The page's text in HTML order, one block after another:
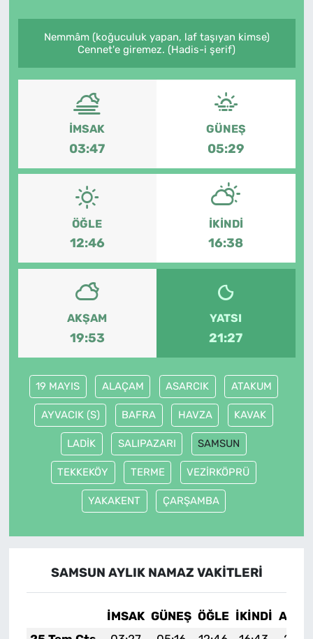
Nemmâm (koğuculuk yapan, laf taşıyan kimse)
Cennet'e giremez. (Hadis-i şerif)
İMSAK
03:47
GÜNEŞ
05:29
ÖĞLE
12:46
İKINDI
16:38
AKŞAM
19:53
YATSI
21:27
19 MAYIS ALAÇAM ASARCIK ATAKUM
AYVACIK (S) BAFRA HAVZA KAVAK
LADİK SALIPAZARI SAMSUN
TEKKEKÖY TERME VEZİRKÖPRÜ
YAKAKENT ÇARŞAMBA
SAMSUN AYLIK NAMAZ VAKITLERI
İMSAK GÜNEŞ ÖĞLE İKINDI